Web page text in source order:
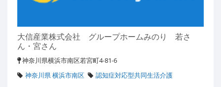
大信産業株式会社 グループホームみのり 若さ
ん・宮さん
神奈川県横浜市南区若宮町4-81-6
神奈川県 横浜市南区
認知症対応型共同生活介護